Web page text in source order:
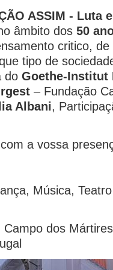
ASSIM - Luta
âmbito dos 50
critico, de
tipo de
do Goethe-Institut
– Fundação
Albani,
a vossa
Música,
Campo dos